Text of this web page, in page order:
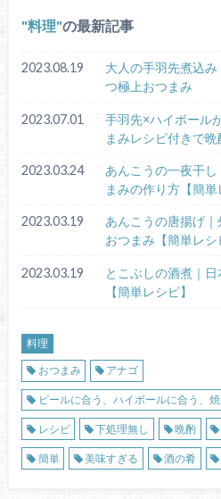
料理 の最新記事
2023.08.19
大人の手羽先煮込
つ極上おつまみ
2023.07.01
手羽先×ハイボール
まみレシピ付きで
2023.03.24
あんこうの一夜干
まみの作り方【簡単
2023.03.19
あんこうの唐揚げ
おつまみ【簡単レシ
2023.03.19
とこぶしの酒煮｜
【簡単レシピ】
料理
おつまみ
アナゴ
ビールに合う、ハイボールに合う、
レシピ 下処理無し 晩酌
簡単 美味すぎる 酒の肴